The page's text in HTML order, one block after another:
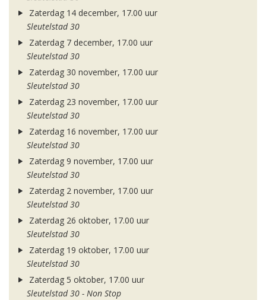
Zaterdag 14 december, 17.00 uur
Sleutelstad 30
Zaterdag 7 december, 17.00 uur
Sleutelstad 30
Zaterdag 30 november, 17.00 uur
Sleutelstad 30
Zaterdag 23 november, 17.00 uur
Sleutelstad 30
Zaterdag 16 november, 17.00 uur
Sleutelstad 30
Zaterdag 9 november, 17.00 uur
Sleutelstad 30
Zaterdag 2 november, 17.00 uur
Sleutelstad 30
Zaterdag 26 oktober, 17.00 uur
Sleutelstad 30
Zaterdag 19 oktober, 17.00 uur
Sleutelstad 30
Zaterdag 5 oktober, 17.00 uur
Sleutelstad 30 - Non Stop